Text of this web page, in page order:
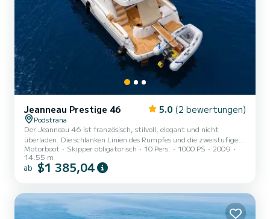
Jeanneau Prestige 46 5.0 (2 bewertungen)
Podstrana
Der Jeanneau 46 ist französisch, stilvoll, elegant und nicht
überladen. Die schlanken Linien des Rumpfes und die zweistufigen
Kabinenfenster sind unverkennbar Jeanneau. Es gibt nur so viel,
was mit dem Innenraum eines 46-Fuß-Bootes gemacht werden
kann, aber das Designteam hat bei diesem Jeanneau etwas
elegante Atmosphäre zu schaffen. Es gibt das übliche Wohnzimmer
mit einem...
Motorboot Skipper obligatorisch 10 Pers. 1000 PS
2009
14.55 m
ab $1 385,04